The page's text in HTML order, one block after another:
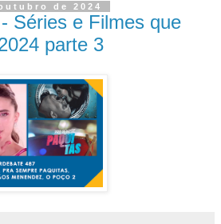
de 2024
Séries e Filmes que
parte 3